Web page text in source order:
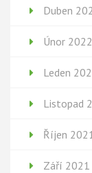
Duben
Únor 2022
Leden
Listopad
Říjen
Září 2021